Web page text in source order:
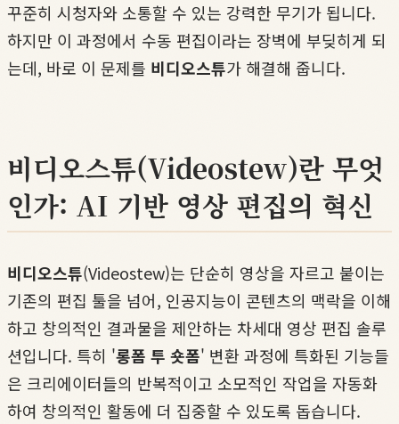
꾸준히 시청자와 소통할 수 있는 강력한 무기가 됩니다.
하지만 이 과정에서 수동 편집이라는 장벽에 부딪히게 되
는데, 바로 이 문제를 비디오스튜가 해결해 줍니다.
비디오스튜(Videostew)란 무엇
인가: AI 기반 영상 편집의 혁신
비디오스튜(Videostew)는 단순히 영상을 자르고 붙이는
기존의 편집 툴을 넘어, 인공지능이 콘텐츠의 맥락을 이해
하고 창의적인 결과물을 제안하는 차세대 영상 편집 솔루
션입니다. 특히 '롱폼 투 숏폼' 변환 과정에 특화된 기능들
은 크리에이터들의 반복적이고 소모적인 작업을 자동화
하여 창의적인 활동에 더 집중할 수 있도록 돕습니다.